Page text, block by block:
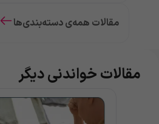
مقالات همه‌ی دسته‌بندی‌ها
مقالات خواندنی دیگر